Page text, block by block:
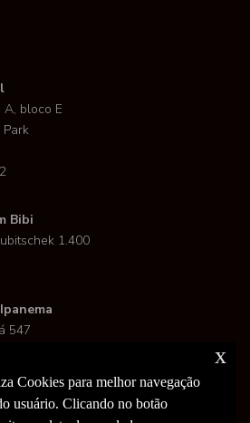
A, bloco E
Bibi
1.400
547
Cookies para melhor navegação
usuário. Clicando no botão
x